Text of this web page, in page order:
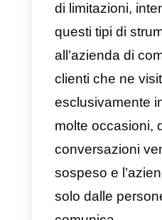
integrata
capace
messaggi
supporto di
Tuttavia,
non risulta
poiché